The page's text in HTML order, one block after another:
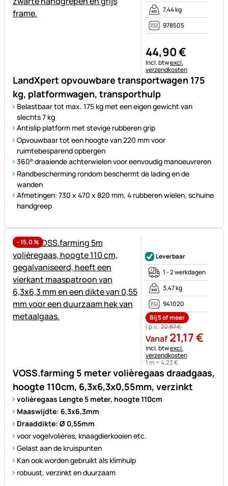
LandXpert opvouwbare transportwagen 175
kg, platformwagen, transporthulp
Belastbaar tot max. 175 kg met een eigen gewicht van
slechts 7 kg
Antislip platform met stevige rubberen grip
Opvouwbaar tot een hoogte van 220 mm voor
ruimtebesparend opbergen
360° draaiende achterwielen voor eenvoudig manoeuvreren
Randbescherming rondom beschermt de lading en de
wanden
Afmetingen: 730 x 470 x 820 mm, 4 rubberen wielen, schuine
handgreep
7,44 kg
978505
44,90€
Belastinginformatie:
Incl. btwexcl.
verzendkosten
-15,0%
VOSS.farming 5 meter volièregaas draadgaas,
hoogte 110cm, 6,3x6,3x0,55mm, verzinkt
volièregaas Lengte 5 meter, hoogte 110cm
Maaswijdte: 6,3x6,3mm
Draaddikte: Ø 0,55mm
voor vogelvolières, knaagdierkooien etc.
Gelast aan de kruispunten
Kan ook worden gebruikt als klimhulp
robuust, verzinkt en duurzaam
Leverbaar
1 - 2 werkdagen
3,47 kg
941020
Bij 5 of meer
i.p.v.:22,87€
Vanaf 21,17€
Belastinginformatie:
Incl. btwexcl.
verzendkosten
1 m =4,23€